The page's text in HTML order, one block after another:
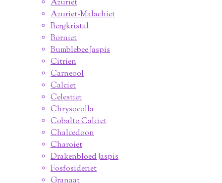
Azuriet
Azuriet-Malachiet
Bergkristal
Borniet
Bumblebee Jaspis
Citrien
Carneool
Calciet
Celestiet
Chrysocolla
Cobalto Calciet
Chalcedoon
Charoiet
Drakenbloed Jaspis
Fosfosideriet